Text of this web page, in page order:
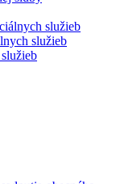
služieb
služieb